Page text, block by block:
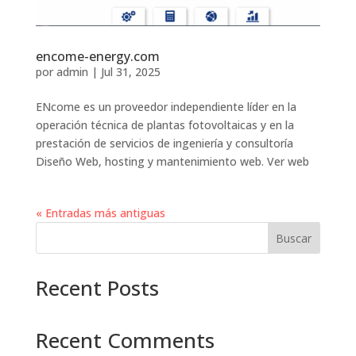
encome-energy.com
por admin | Jul 31, 2025
ENcome es un proveedor independiente líder en la
operación técnica de plantas fotovoltaicas y en la
prestación de servicios de ingeniería y consultoría
Diseño Web, hosting y mantenimiento web. Ver web
« Entradas más antiguas
Buscar
Recent Posts
Recent Comments